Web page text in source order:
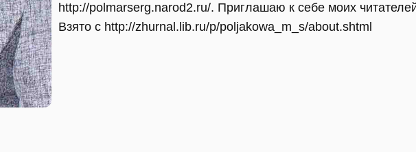
http://polmarserg.narod2.ru/. Приглашаю к себе моих
Взято с http://zhurnal.lib.ru/p/poljakowa_m_s/about.shtml